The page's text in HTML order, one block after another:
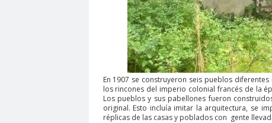
En 1907 se construyeron seis pueblos diferentes
los rincones del imperio colonial francés de la
Los pueblos y sus pabellones fueron
original. Esto incluía imitar la arquitectura, se
réplicas de las casas y poblados con gente